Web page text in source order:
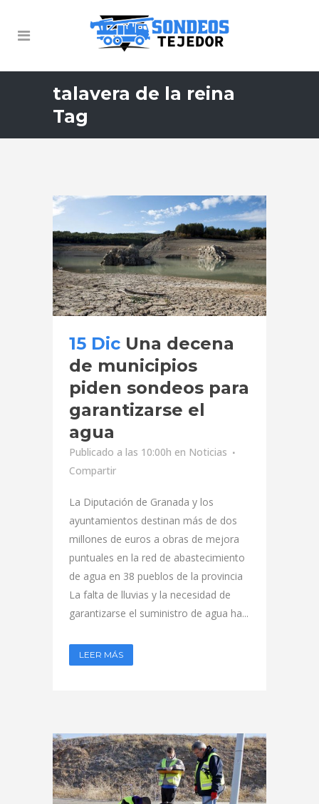
talavera de la reina
Tag
15 Dic Una decena
de municipios
piden sondeos para
garantizarse el
agua
Publicado a las 10:00h en Noticias
Compartir
La Diputación de Granada y los
ayuntamientos destinan más de dos
millones de euros a obras de mejora
puntuales en la red de abastecimiento
de agua en 38 pueblos de la provincia
La falta de lluvias y la necesidad de
garantizarse el suministro de agua ha...
LEER MÁS